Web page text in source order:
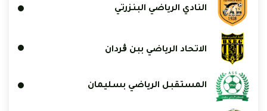
النادي الرياضي البنزرتي
الاتحاد الرياضي ببن ڨردان
المستقبل الرياضي بسليمان